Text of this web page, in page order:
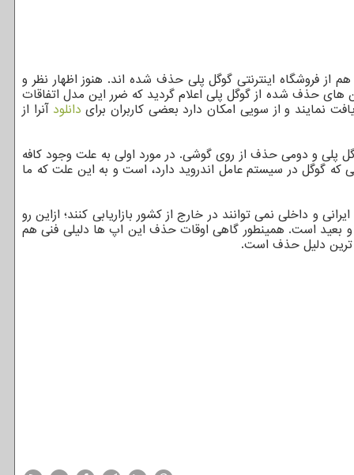
از فروشگاه اینترنتی گوگل پلی حذف شده اند. هنوز اظهار نظر و
های حذف شده از گوگل پلی اعلام گردید که ضرر این مدل اتفاقات
نمایند و از سویی امکان دارد بعضی کاربران برای دانلود آنرا از
پلی و دومی حذف از روی گوشی. در مورد اولی به علت وجود کافه
که گوگل در سیستم عامل اندروید دارد، است و به این علت که ما
و داخلی نمی توانند در خارج از کشور بازاریابی کنند؛ ازاین رو
و بعید است. همینطور گاهی اوقات حذف این اپ ها دلیلی فنی هم
ترین دلیل حذف است.